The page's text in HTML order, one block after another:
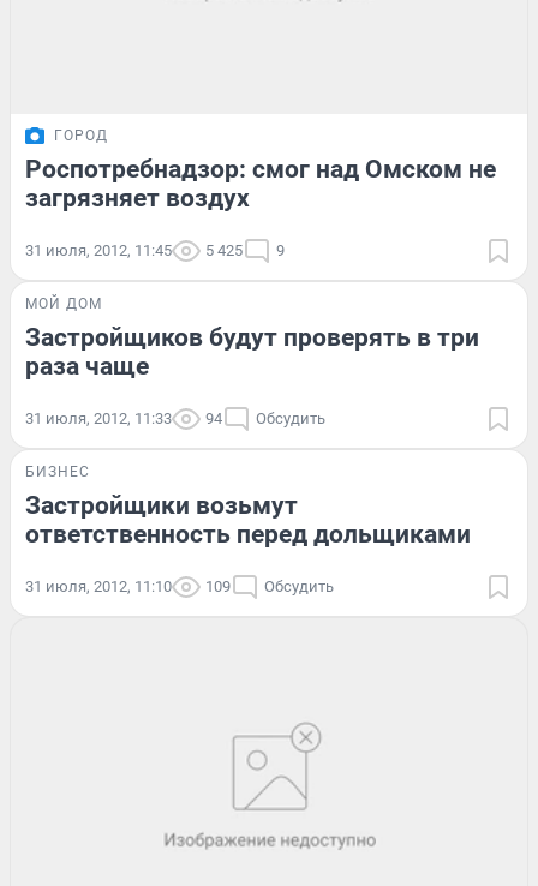
ГОРОД
Роспотребнадзор: смог над Омском не
загрязняет воздух
31 июля, 2012, 11:45 5 425 9
МОЙ ДОМ
Застройщиков будут проверять в три
раза чаще
31 июля, 2012, 11:33 94 Обсудить
БИЗНЕС
Застройщики возьмут
ответственность перед дольщиками
31 июля, 2012, 11:10 109 Обсудить